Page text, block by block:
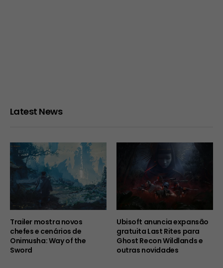
Latest News
Trailer mostra novos
chefes e cenários de
Onimusha: Way of the
Sword
Ubisoft anuncia expansão
gratuita Last Rites para
Ghost Recon Wildlands e
outras novidades